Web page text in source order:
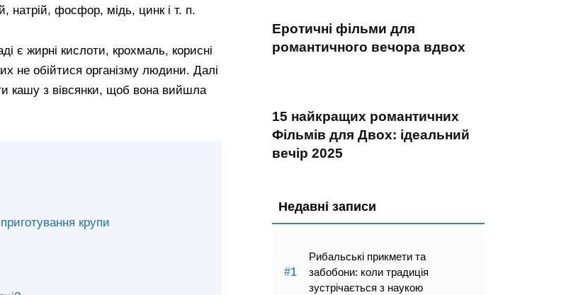
натрій, фосфор, мідь, цинк і т. п.
є жирні кислоти, крохмаль, корисні
не обійтися організму людини. Далі
кашу з вівсянки, щоб вона вийшла
крупи
Еротичні фільми для
романтичного вечора вдвох
15 найкращих романтичних
Фільмів для Двох: ідеальний
вечір 2025
Недавні записи
Рибальські прикмети та
забобони: коли традиція
зустрічається з наукою